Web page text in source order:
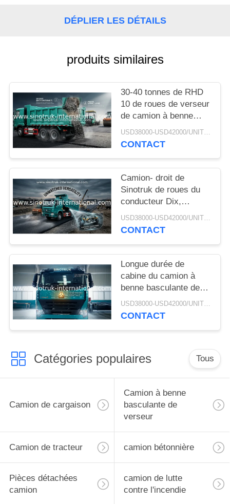
DEMANDEZ
PLAN
DU
SITE
POLITIQUE
DE
CONFIDENTIALITÉ
DÉPLIER LES DÉTAILS
produits similaires
30-40 tonnes de RHD
10 de roues de verseur
de camion à benne
basculante SINOTRUK
HOWO A7 pour la
USD38000-USD42000/UNIT)negotiation MOQ:1 UNITÉ
CONTACT
Camion- droit de
Sinotruk de roues du
conducteur Dix,
camion à benne
basculante résistant
USD38000-USD42000/UNIT)negotiation MOQ:1 UNITÉ
CONTACT
Longue durée de
cabine du camion à
benne basculante de
verseur d'exploitation
de RHD SINOTRUK
USD38000-USD42000/UNIT)negotiation MOQ:1 UNITÉ
CONTACT
Catégories populaires Tous
Camion de cargaison
Camion à benne
basculante de
verseur
Camion de tracteur camion bétonnière
Pièces détachées
camion
camion de lutte
contre l'incendie